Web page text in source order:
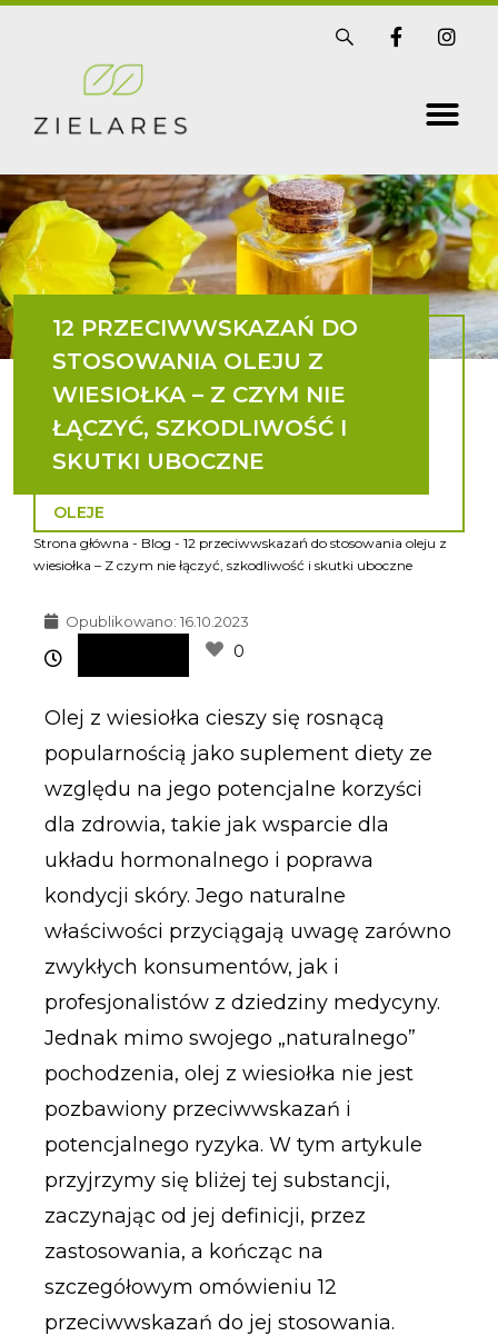
S
i
F
a
-
f
I
n
a
g
m
12 PRZECIWWSKAZAŃ DO
STOSOWANIA OLEJU Z
WIESIOŁKA – Z CZYM NIE
ŁĄCZYĆ, SZKODLIWOŚĆ I
SKUTKI UBOCZNE
OLEJE
Strona główna - Blog - 12 przeciwwskazań do stosowania oleju z
wiesiołka – Z czym nie łączyć, szkodliwość i skutki uboczne
Opublikowano: 16.10.2023
0
Olej z wiesiołka cieszy się rosnącą
popularnością jako suplement diety ze
względu na jego potencjalne korzyści
dla zdrowia, takie jak wsparcie dla
układu hormonalnego i poprawa
kondycji skóry. Jego naturalne
właściwości przyciągają uwagę zarówno
zwykłych konsumentów, jak i
profesjonalistów z dziedziny medycyny.
Jednak mimo swojego „naturalnego”
pochodzenia, olej z wiesiołka nie jest
pozbawiony przeciwwskazań i
potencjalnego ryzyka. W tym artykule
przyjrzymy się bliżej tej substancji,
zaczynając od jej definicji, przez
zastosowania, a kończąc na
szczegółowym omówieniu 12
przeciwwskazań do jej stosowania.